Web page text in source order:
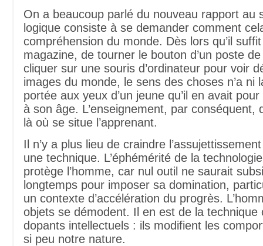
On a beaucoup parlé du nouveau rapport au
logique consiste à se demander comment
compréhension du monde. Dès lors qu’il
magazine, de tourner le bouton d’un poste
cliquer sur une souris d’ordinateur pour voir
images du monde, le sens des choses n’a ni
portée aux yeux d’un jeune qu’il en avait
à son âge. L’enseignement, par conséquent,
là où se situe l’apprenant.
Il n’y a plus lieu de craindre
une technique. L’éphémérité de la
protège l’homme, car nul outil ne saurait
longtemps pour imposer sa domination,
un contexte d’accélération du progrès.
objets se démodent. Il en est de la technique
dopants intellectuels : ils modifient les
si peu notre nature.